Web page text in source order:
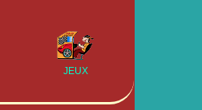
JEUX